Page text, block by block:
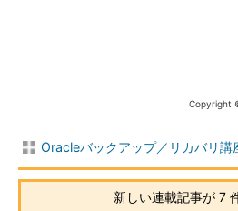
Copyright
Oracleバックアップ／リカバリ講
新しい連載記事が 7